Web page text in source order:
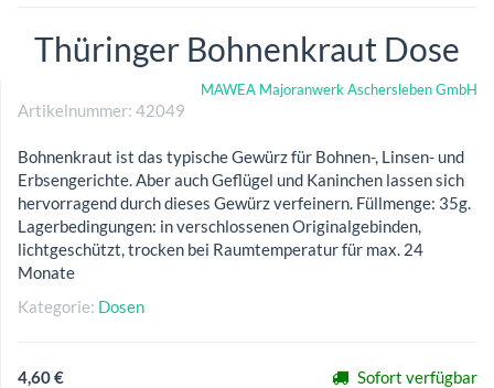
Thüringer Bohnenkraut Dose
MAWEA Majoranwerk Aschersleben GmbH
Artikelnummer: 42049
Bohnenkraut ist das typische Gewürz für Bohnen-, Linsen- und
Erbsengerichte. Aber auch Geflügel und Kaninchen lassen sich
hervorragend durch dieses Gewürz verfeinern. Füllmenge: 35g.
Lagerbedingungen: in verschlossenen Originalgebinden,
lichtgeschützt, trocken bei Raumtemperatur für max. 24
Monate
Kategorie: Dosen
4,60 €
Sofort verfügbar